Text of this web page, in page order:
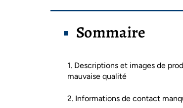
Sommaire
1. Descriptions et images de
mauvaise qualité
2. Informations de contact